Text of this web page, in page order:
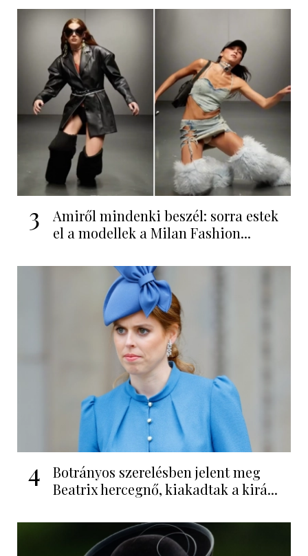
3
Amiről mindenki beszél: sorra estek
el a modellek a Milan Fashion...
4
Botrányos szerelésben jelent meg
Beatrix hercegnő, kiakadtak a kirá...